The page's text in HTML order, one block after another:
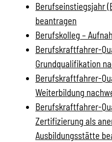
Berufseinstiegsjahr
beantragen
Berufskolleg –
Berufskraftfahrer-
Grundqualifikation
Berufskraftfahrer-
Weiterbildung
Berufskraftfahrer-
Zertifizierung als
Ausbildungsstätte